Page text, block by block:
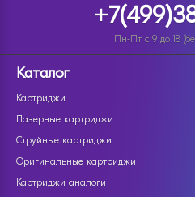
Пн-Пт с 9 до 18
Каталог
Картриджи
Лазерные картриджи
Струйные картриджи
Оригинальные картриджи
Картриджи аналоги